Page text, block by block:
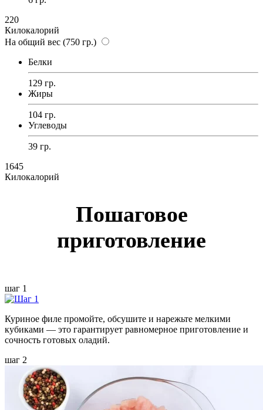
220
Килокалорий
На общий вес (750 гр.)
Белки
129 гр.
Жиры
104 гр.
Углеводы
39 гр.
1645
Килокалорий
Пошаговое
приготовление
шаг 1
Куриное филе промойте, обсушите и нарежьте мелкими
кубиками — это гарантирует равномерное приготовление и
сочность готовых оладий.
шаг 2